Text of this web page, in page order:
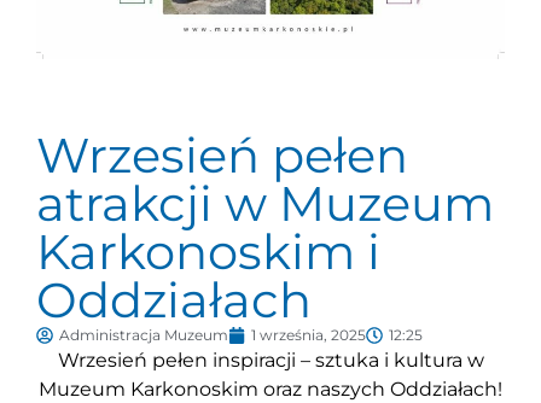
Wrzesień pełen
atrakcji w Muzeum
Karkonoskim i
Oddziałach
Administracja Muzeum 1 września, 2025 12:25
Wrzesień pełen inspiracji – sztuka i kultura w
Muzeum Karkonoskim oraz naszych Oddziałach!